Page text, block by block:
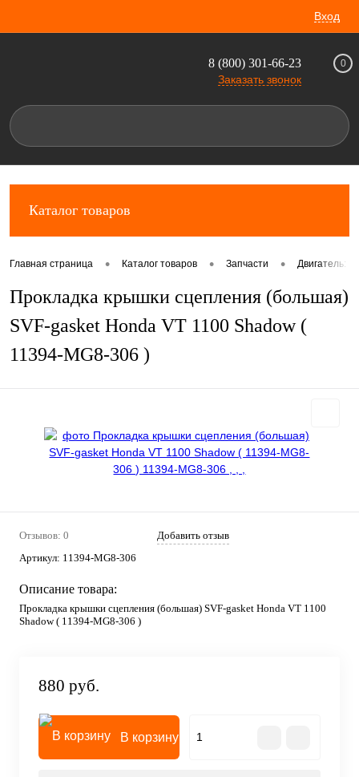
Вход
8 (800) 301-66-23
Заказать звонок
0
Каталог товаров
Главная страница • Каталог товаров • Запчасти • Двигатель:
Прокладка крышки сцепления (большая)
SVF-gasket Honda VT 1100 Shadow (
11394-MG8-306 )
Отзывов: 0
Добавить отзыв
Артикул: 11394-MG8-306
Описание товара:
Прокладка крышки сцепления (большая) SVF-gasket Honda VT 1100
Shadow ( 11394-MG8-306 )
880 руб.
В корзину